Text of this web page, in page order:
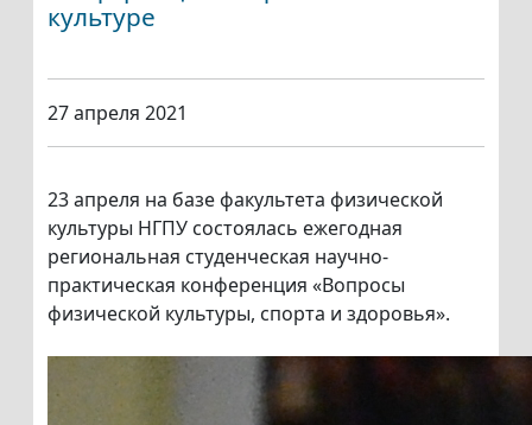
культуре
27 апреля 2021
23 апреля на базе факультета физической
культуры НГПУ состоялась ежегодная
региональная студенческая научно-
практическая конференция «Вопросы
физической культуры, спорта и здоровья».